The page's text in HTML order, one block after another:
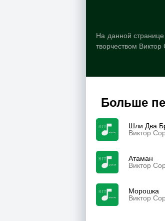
На данной
творчеством Виктор
Больше
Шли Два
Виктор
Атаман
Виктор
Морошка
Виктор